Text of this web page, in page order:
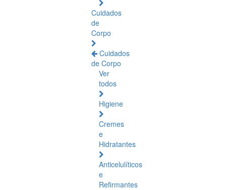
Cuidados
de
Corpo
Cuidados
de Corpo
Ver
todos
Higiene
Cremes
e
Hidratantes
Anticelulíticos
e
Refirmantes